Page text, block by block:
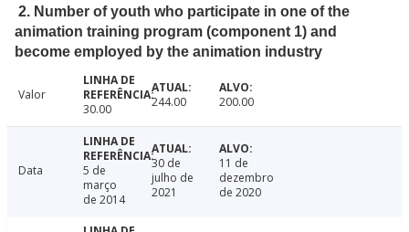
2. Number of youth who participate in one of the
animation training program (component 1) and
become employed by the animation industry
Valor
30.00
244.00 200.00
Data
5 de
março
de 2014
30 de
julho de
2021
11 de
dezembro
de 2020